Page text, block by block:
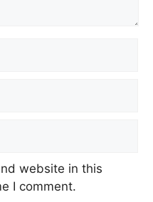
website in this
I comment.